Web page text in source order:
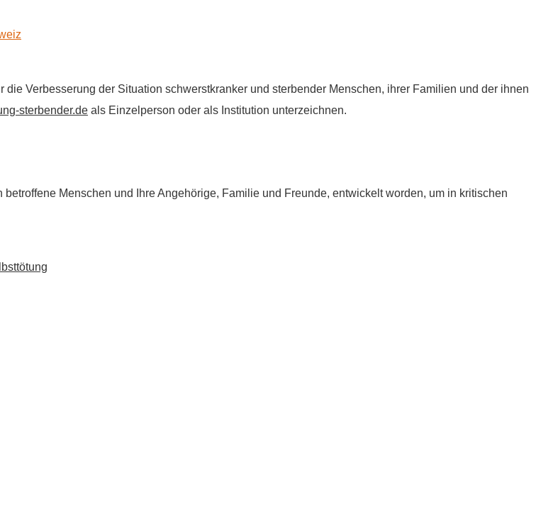
Verbesserung der Situation schwerstkranker und sterbender Menschen, ihrer Familien und der ihnen
sterbender.de als Einzelperson oder als Institution unterzeichnen.
Menschen und Ihre Angehörige, Familie und Freunde, entwickelt worden, um in kritischen